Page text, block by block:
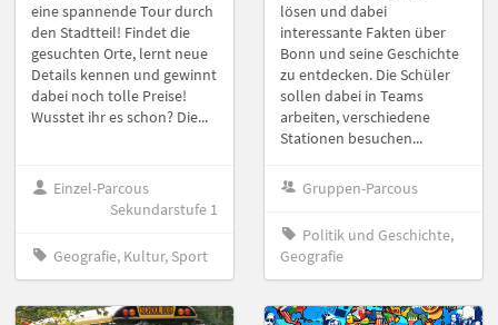
eine spannende Tour durch
den Stadtteil! Findet die
gesuchten Orte, lernt neue
Details kennen und gewinnt
dabei noch tolle Preise!
Wusstet ihr es schon? Die...
Einzel-Parcous
Sekundarstufe 1
Geografie, Kultur, Sport
lösen und dabei
interessante Fakten über
Bonn und seine Geschichte
zu entdecken. Die Schüler
sollen dabei in Teams
arbeiten, verschiedene
Stationen besuchen...
Gruppen-Parcous
Politik und Geschichte,
Geografie